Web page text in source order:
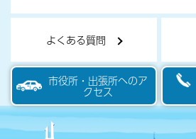
よくある質問
市役所・出張所へのア
クセス